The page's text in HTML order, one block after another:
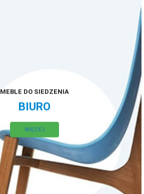
MEBLE DO SIEDZENIA
BIURO
WIĘCEJ